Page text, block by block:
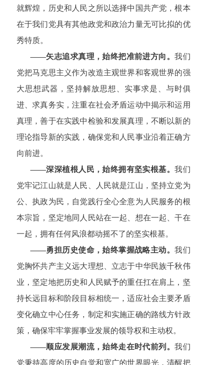
就辉煌，历史和人民之所以选择中国共产党，根本
在于我们党具有其他政党和政治力量无可比拟的优
秀特质。
——矢志追求真理，始终把准前进方向。我们
党把马克思主义作为改造主观世界和客观世界的强
大思想武器，坚持解放思想、实事求是、与时俱
进、求真务实，注重在社会矛盾运动中揭示和运用
真理，善于在实践中检验和发展真理，不断以新的
理论指导新的实践，确保党和人民事业沿着正确方
向前进。
——深深植根人民，始终拥有坚实根基。我们
党牢记江山就是人民、人民就是江山，坚持立党为
公、执政为民，自觉践行全心全意为人民服务的根
本宗旨，坚定地同人民站在一起、想在一起、干在
一起，拥有任何风浪都动摇不了的坚实根基。
——勇担历史使命，始终掌握战略主动。我们
党胸怀共产主义远大理想、立志于中华民族千秋伟
业，坚定地把历史和人民赋予的重任扛在肩上，坚
持长远目标和阶段目标相统一，适应社会主要矛盾
变化确立中心任务，制定和实施正确的路线方针政
策，确保牢牢掌握事业发展的领导权和主动权。
——顺应发展潮流，始终走在时代前列。我们
党秉持高度的历史自觉和宽广的世界眼光，清醒把